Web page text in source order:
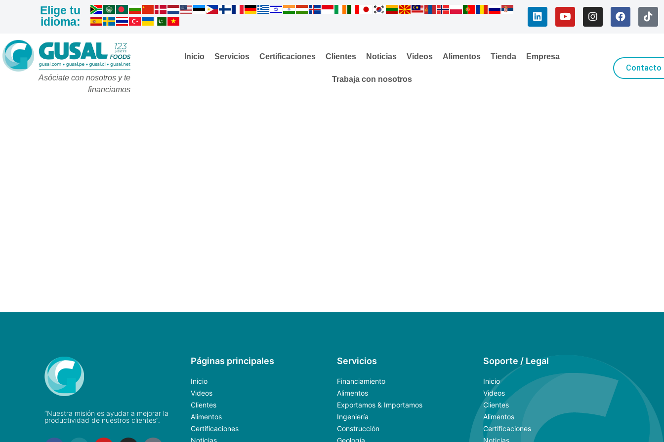
Elige tu
idioma:
Asóciate con nosotros y te
financiamos
Inicio Servicios Certificaciones Clientes Noticias Videos Alimentos Tienda Empresa
Trabaja con nosotros
Contacto
“Nuestra misión es ayudar a mejorar la
productividad de nuestros clientes”.
Páginas principales
Inicio
Videos
Clientes
Alimentos
Certificaciones
Noticias
Servicios
Financiamiento
Alimentos
Exportamos & Importamos
Ingeniería
Construcción
Geología
Soporte / Legal
Inicio
Videos
Clientes
Alimentos
Certificaciones
Noticias